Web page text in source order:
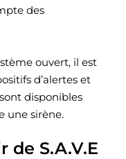
des
ouvert, il est
d’alertes et
disponibles
une sirène.
de S.A.V.E